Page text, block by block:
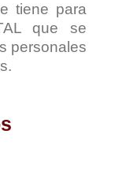
tiene para
que se
personales